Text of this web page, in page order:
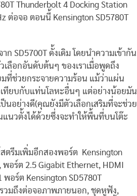
Thunderbolt 4 Docking Station
ต่อจอ ตอนนี้ Kensington SD5780T
ก SD5700T ดั้งเดิม โดยนำความเข้ากัน
ลือกอันดับต้นๆ ของเราเมื่อพูดถึง
ที่ช่วยกระจายความร้อน แม้ว่าแผ่น
เทียบกับแท่นโลหะอื่นๆ แต่อย่างน้อยมัน
นอย่างดี(คุณยังมีตัวเลือกเสริมที่จะช่วย
แนวตั้งได้ด้วยซึ่งจะทำให้พื้นที่บนโต๊ะ
ตรีมเพิ่มอีกสองพอร์ต Kensington
อร์ต 2.5 Gigabit Ethernet, HDMI
อร์ต Kensington SD5780T
วมถึงต่อจอภาพภายนอก, ชุดหูฟัง,